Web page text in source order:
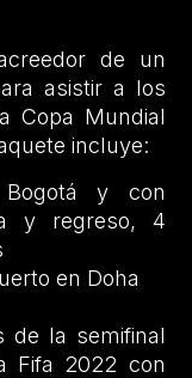
de un
asistir a los
Copa Mundial
incluye:
Bogotá y con
y regreso, 4
en Doha
de la semifinal
Fifa 2022 con